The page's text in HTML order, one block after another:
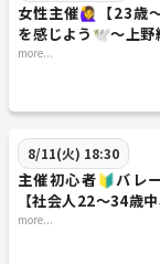
女性主催🙋‍♀️【23歳
を感じよう🕊️～上野
祭りにいき隊🏮🍧🫶
more...
8/11(火) 18:30
主催初心者🔰バレ
【社会人22～34歳
もう♪
more...